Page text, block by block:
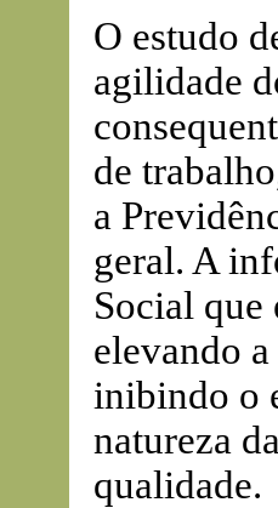
O estudo
agilidade
de
a
geral. A
Social que
elevando
inibindo o
natureza
qualidade.